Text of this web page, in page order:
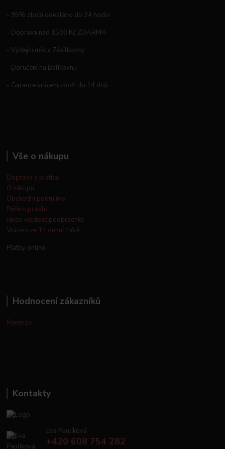
- 95% zboží odesláno do 24 hodin
- Doprava nad 1500 Kč ZDARMA
- Výdejní místa Zásilkovny
- Doručení na Balíkovnu
- Garance vrácení zboží do 14 dnů
Vše o nákupu
Doprava a platba
O nákupu
Obchodní podmínky
Péče o prádlo
Jakou velikost podprsenky
Vrácení ve 14 denní lhůtě
Platby online
Hodnocení zákazníků
Recenze
Kontakty
Eva Paulíková
+420 608 754 282